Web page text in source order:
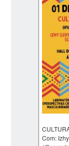
Com: